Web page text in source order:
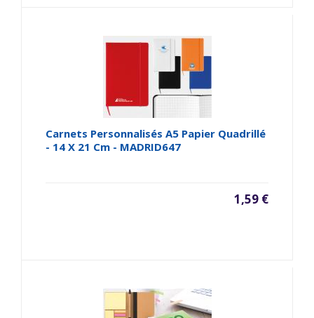
Carnets Personnalisés A5 Papier Quadrillé
- 14 X 21 Cm - MADRID647
1,59 €